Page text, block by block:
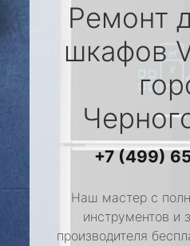
Ремонт
шкафов
+7 (499)
Наш мастер с
инструментов и
производителя